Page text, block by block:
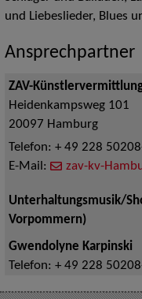
und Liebeslieder, Blues
Ansprechpartner
ZAV-
Heidenkampsweg 101
20097 Hamburg
Telefon: + 49 228
E-Mail:
zav-kv-
Unterhaltungsmusik/
Vorpommern)
Gwendolyne Karpinski
Telefon: + 49 228